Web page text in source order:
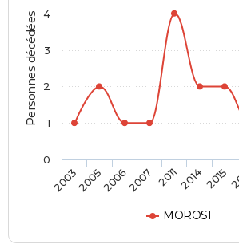
Personnes décédées
MOROSI
2003200520062007 201120142015
0
1
2
3
4